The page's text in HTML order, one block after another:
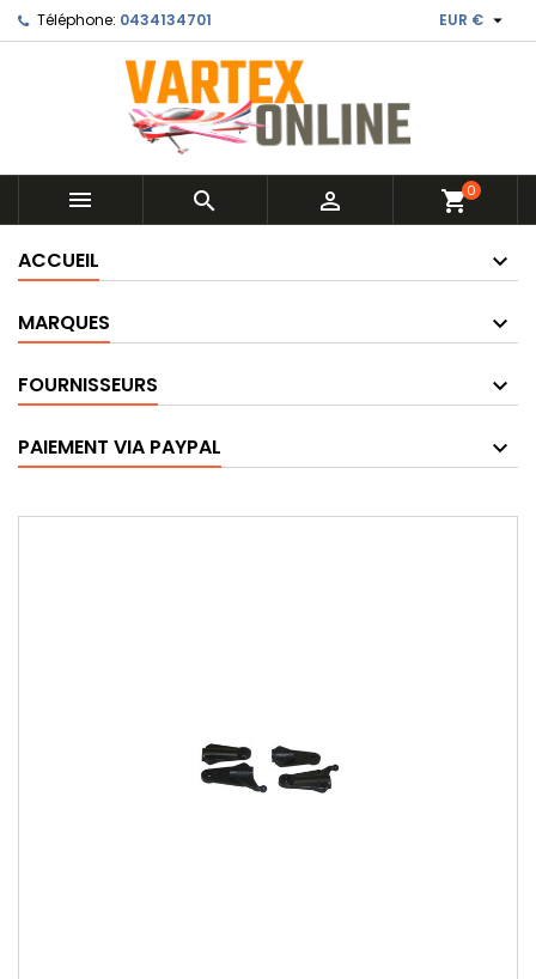
Téléphone: 0434134701 EUR € 
   shopping_cart0
ACCUEIL
MARQUES
FOURNISSEURS
PAIEMENT VIA PAYPAL